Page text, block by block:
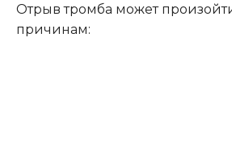
Отрыв тромба может
причинам: